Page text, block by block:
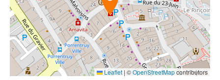
Leaflet |©OpenStreetMapcontributors